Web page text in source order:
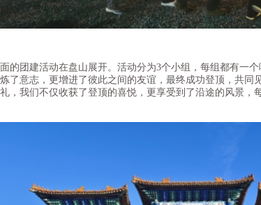
团建活动在盘山展开。活动分为3个小组，每组都有一个
了意志，更增进了彼此之间的友谊，最终成功登顶，共
，我们不仅收获了登顶的喜悦，更享受到了沿途的风景